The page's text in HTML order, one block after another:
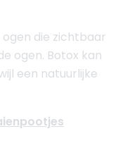
ogen die zichtbaar
ogen. Botox kan
een natuurlijke